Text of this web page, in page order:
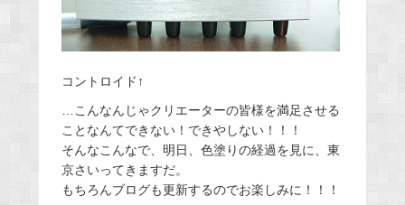
コントロイド↑
…こんなんじゃクリエーターの皆様を満足させる
ことなんてできない！できやしない！！！
そんなこんなで、明日、色塗りの経過を見に、東
京さいってきますだ。
もちろんブログも更新するのでお楽しみに！！！